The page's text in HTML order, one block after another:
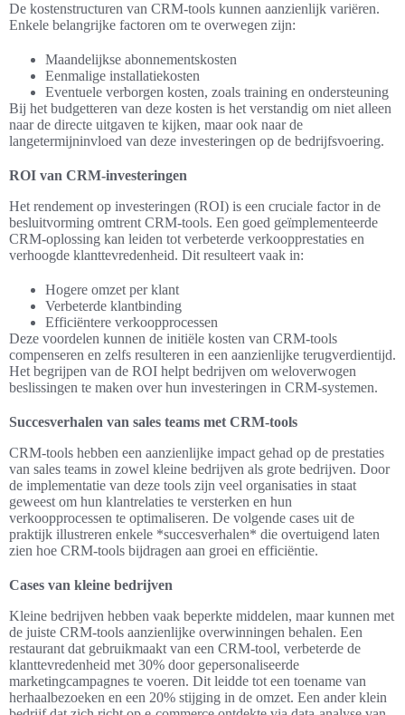
De kostenstructuren van CRM-tools kunnen aanzienlijk variëren.
Enkele belangrijke factoren om te overwegen zijn:
Maandelijkse abonnementskosten
Eenmalige installatiekosten
Eventuele verborgen kosten, zoals training en ondersteuning
Bij het budgetteren van deze kosten is het verstandig om niet alleen
naar de directe uitgaven te kijken, maar ook naar de
langetermijninvloed van deze investeringen op de bedrijfsvoering.
ROI van CRM-investeringen
Het rendement op investeringen (ROI) is een cruciale factor in de
besluitvorming omtrent CRM-tools. Een goed geïmplementeerde
CRM-oplossing kan leiden tot verbeterde verkoopprestaties en
verhoogde klanttevredenheid. Dit resulteert vaak in:
Hogere omzet per klant
Verbeterde klantbinding
Efficiëntere verkoopprocessen
Deze voordelen kunnen de initiële kosten van CRM-tools
compenseren en zelfs resulteren in een aanzienlijke terugverdientijd.
Het begrijpen van de ROI helpt bedrijven om weloverwogen
beslissingen te maken over hun investeringen in CRM-systemen.
Succesverhalen van sales teams met CRM-tools
CRM-tools hebben een aanzienlijke impact gehad op de prestaties
van sales teams in zowel kleine bedrijven als grote bedrijven. Door
de implementatie van deze tools zijn veel organisaties in staat
geweest om hun klantrelaties te versterken en hun
verkoopprocessen te optimaliseren. De volgende cases uit de
praktijk illustreren enkele *succesverhalen* die overtuigend laten
zien hoe CRM-tools bijdragen aan groei en efficiëntie.
Cases van kleine bedrijven
Kleine bedrijven hebben vaak beperkte middelen, maar kunnen met
de juiste CRM-tools aanzienlijke overwinningen behalen. Een
restaurant dat gebruikmaakt van een CRM-tool, verbeterde de
klanttevredenheid met 30% door gepersonaliseerde
marketingcampagnes te voeren. Dit leidde tot een toename van
herhaalbezoeken en een 20% stijging in de omzet. Een ander klein